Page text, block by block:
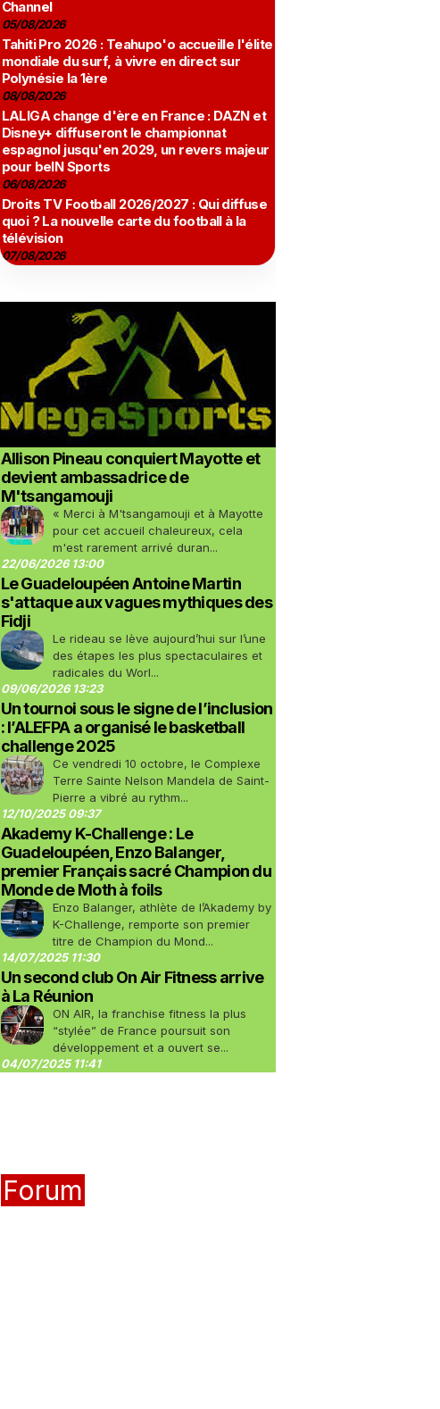
Channel
05/08/2026
Tahiti Pro 2026 : Teahupo'o accueille l'élite
mondiale du surf, à vivre en direct sur
Polynésie la 1ère
08/08/2026
LALIGA change d'ère en France : DAZN et
Disney+ diffuseront le championnat
espagnol jusqu'en 2029, un revers majeur
pour beIN Sports
06/08/2026
Droits TV Football 2026/2027 : Qui diffuse
quoi ? La nouvelle carte du football à la
télévision
07/08/2026
Allison Pineau conquiert Mayotte et
devient ambassadrice de
M'tsangamouji
« Merci à M'tsangamouji et à Mayotte
pour cet accueil chaleureux, cela
m'est rarement arrivé duran...
22/06/2026 13:00
Le Guadeloupéen Antoine Martin
s'attaque aux vagues mythiques des
Fidji
Le rideau se lève aujourd’hui sur l’une
des étapes les plus spectaculaires et
radicales du Worl...
09/06/2026 13:23
Un tournoi sous le signe de l’inclusion
: l’ALEFPA a organisé le basketball
challenge 2025
Ce vendredi 10 octobre, le Complexe
Terre Sainte Nelson Mandela de Saint-
Pierre a vibré au rythm...
12/10/2025 09:37
Akademy K-Challenge : Le
Guadeloupéen, Enzo Balanger,
premier Français sacré Champion du
Monde de Moth à foils
Enzo Balanger, athlète de l’Akademy by
K-Challenge, remporte son premier
titre de Champion du Mond...
14/07/2025 11:30
Un second club On Air Fitness arrive
à La Réunion
ON AIR, la franchise fitness la plus
“stylée” de France poursuit son
développement et a ouvert se...
04/07/2025 11:41
Forum